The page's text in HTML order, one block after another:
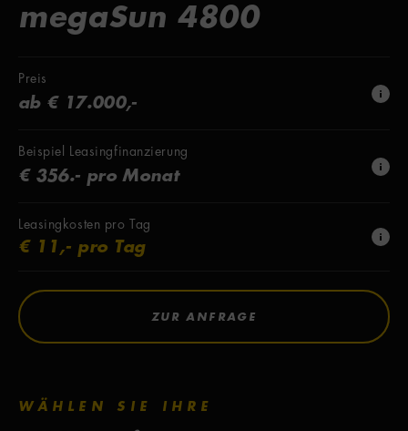
megaSun 4800
Preis
ab € 17.000,-
Beispiel Leasingfinanzierung
€ 356.- pro Monat
Leasingkosten pro Tag
€ 11,- pro Tag
ZUR ANFRAGE
WÄHLEN SIE IHRE